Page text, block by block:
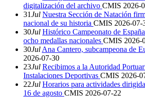
digitalización del archivo CMIS 2026-
31Jul Nuestra Sección de Natación
nacional de su historia CMIS 2026-07-
30Jul Histórico Campeonato de
ocho medallas nacionales CMIS 2026-
30Jul Ana Cantero, subcampeona de
2026-07-30
23Jul Recibimos a la Autoridad
Instalaciones Deportivas CMIS 2026-
22Jul Horarios para actividades
16 de agosto CMIS 2026-07-22